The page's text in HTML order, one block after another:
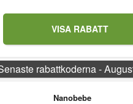
VISA RABATT
rabattkoderna -
Nanobebe